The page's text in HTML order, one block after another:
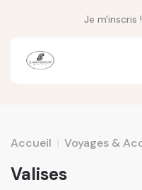
Je m'inscris
Accueil Voyages &
Valises